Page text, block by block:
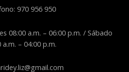
970 956 950
08:00 a.m. – 06:00 p.m. / Sábado
a.m. – 04:00 p.m.